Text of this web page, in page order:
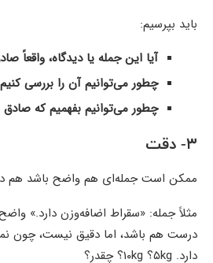
باید بپرسیم:
آیا این جمله یا دیدگاه، واقعاً
چطور می‌توانیم آن را بررسی
چطور می‌توانیم بفهمیم که
۳- دقت
ممکن است جمله‌ای هم واضح باشد هم
مثلاً جمله: «سقراط اضافه‌وزن دارد.»
درست هم باشد، اما دقیق نیست، چون
دارد. ۵kg؟ ۱۰kg؟ چقدر؟